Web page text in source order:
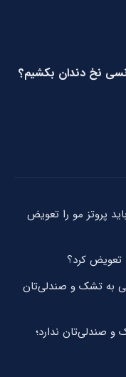
نخ دندان بکشیم؟
پروتز مو را تعویض
تعویض کرد؟
به تشک و صندلی‌تان
صندلی‌تان ندارد؛